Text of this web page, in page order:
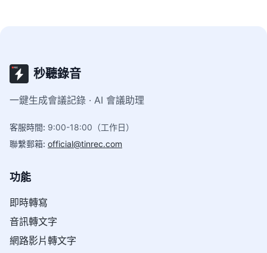
秒聽錄音
一鍵生成會議記錄 · AI 會議助理
客服時間: 9:00-18:00（工作日）
聯繫郵箱: official@tinrec.com
功能
即時轉寫
音訊轉文字
網路影片轉文字